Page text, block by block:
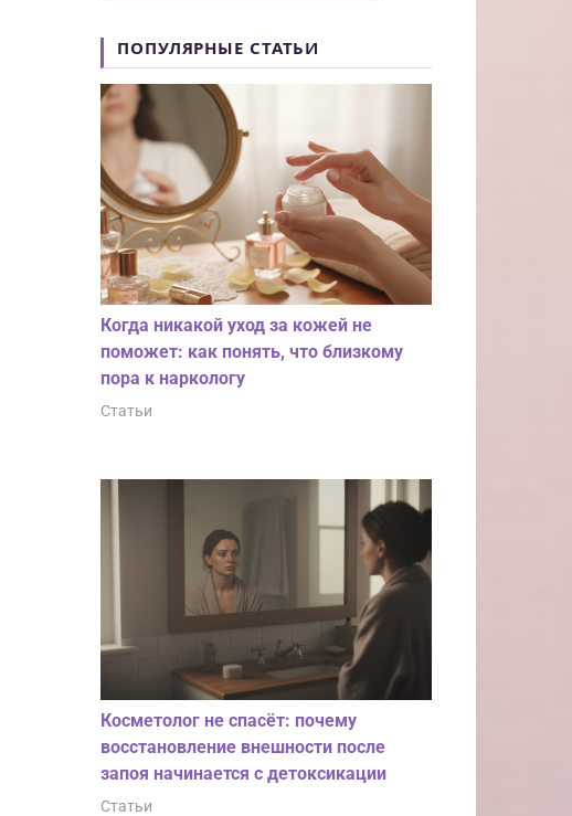
ПОПУЛЯРНЫЕ СТАТЬИ
Когда никакой уход за кожей не
поможет: как понять, что близкому
пора к наркологу
Статьи
Косметолог не спасёт: почему
восстановление внешности после
запоя начинается с детоксикации
Статьи